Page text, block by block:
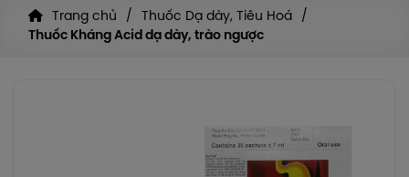
Trang chủ
Thuốc Dạ dày, Tiêu Hoá
Thuốc Kháng Acid dạ dày, trào ngược